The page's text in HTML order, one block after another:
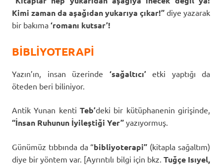
Kimi zaman da aşağıdan yukarıya çıkar!” diye yazarak
bir bakıma ‘romanı kutsar’!
BİBLİYOTERAPİ
Yazın’ın, insan üzerinde ‘sağaltıcı’ etki yaptığı da
öteden beri biliniyor.
Antik Yunan kenti Teb’deki bir kütüphanenin girişinde,
“İnsan Ruhunun İyileştiği Yer” yazıyormuş.
Günümüz tıbbında da “bibliyoterapi” (kitapla sağaltım)
diye bir yöntem var. [Ayrıntılı bilgi için bkz. Tuğçe Isıyel,